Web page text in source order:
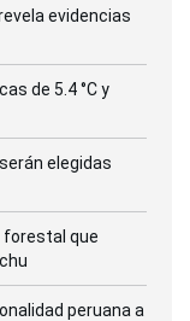
evidencias
de 5.4 °C y
elegidas
forestal que
peruana a